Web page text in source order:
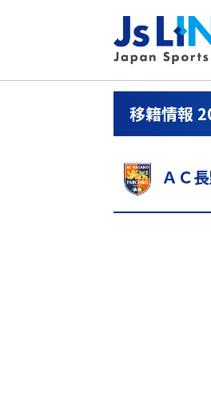
移籍情報
ＡＣ